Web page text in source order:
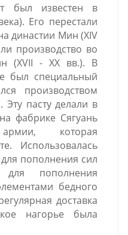
был известен в
Его перестали
династии Мин (XIV
производство во
(XVII - XX вв.). В
был специальный
производством
Эту пасту делали в
фабрике Сягуань
которая
Использовалась
пополнения сил
пополнения
бедного
доставка
нагорье была